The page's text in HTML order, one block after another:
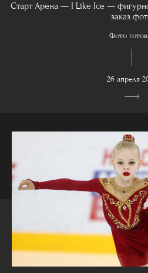
Старт Арена — I Like Ice —
заказ
Фото
26 апреля